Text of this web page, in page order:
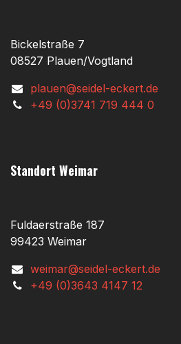
Bickelstraße 7
08527 Plauen/Vogtland
plauen@seidel-eckert.de
+49 (0)3741 719 444 0
Standort Weimar
Fuldaerstraße 187
99423 Weimar
weimar@seidel-eckert.de
+49 (0)3643 4147 12